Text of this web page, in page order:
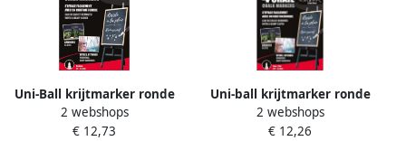
Uni-Ball krijtmarker ronde
punt 1 8 2 5 mm etui van 4
stuks assorti
2 webshops
€ 12,73
Uni-ball krijtmarker ronde
punt van 0 9-1 3 mm etui
van 4 stuks wit
2 webshops
€ 12,26